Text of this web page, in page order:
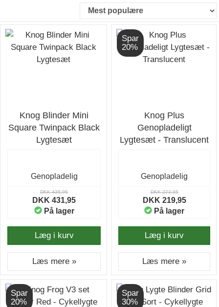
Knog Blinder Mini
Square Twinpack Black
Lygtesæt
Genopladelig
DKK 435,95
DKK 431,95
På lager
Læg i kurv
Læs mere »
Spar
20%
Knog Plus
Genopladeligt
Lygtesæt - Translucent
Genopladelig
DKK 273,95
DKK 219,95
På lager
Læg i kurv
Læs mere »
Spar
20%
Spar
30%